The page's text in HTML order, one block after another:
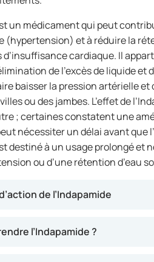
un médicament qui peut
(hypertension) et à réduire la
d’insuffisance cardiaque. Il
de l’excès de liquide et
baisser la pression artérielle
ou des jambes. L’effet de
; certaines constatent une
nécessiter un délai avant que
destiné à un usage prolongé
ou d’une rétention d’eau
de l’Indapamide
à réduire la quantité de liquide
l’Indapamide ?